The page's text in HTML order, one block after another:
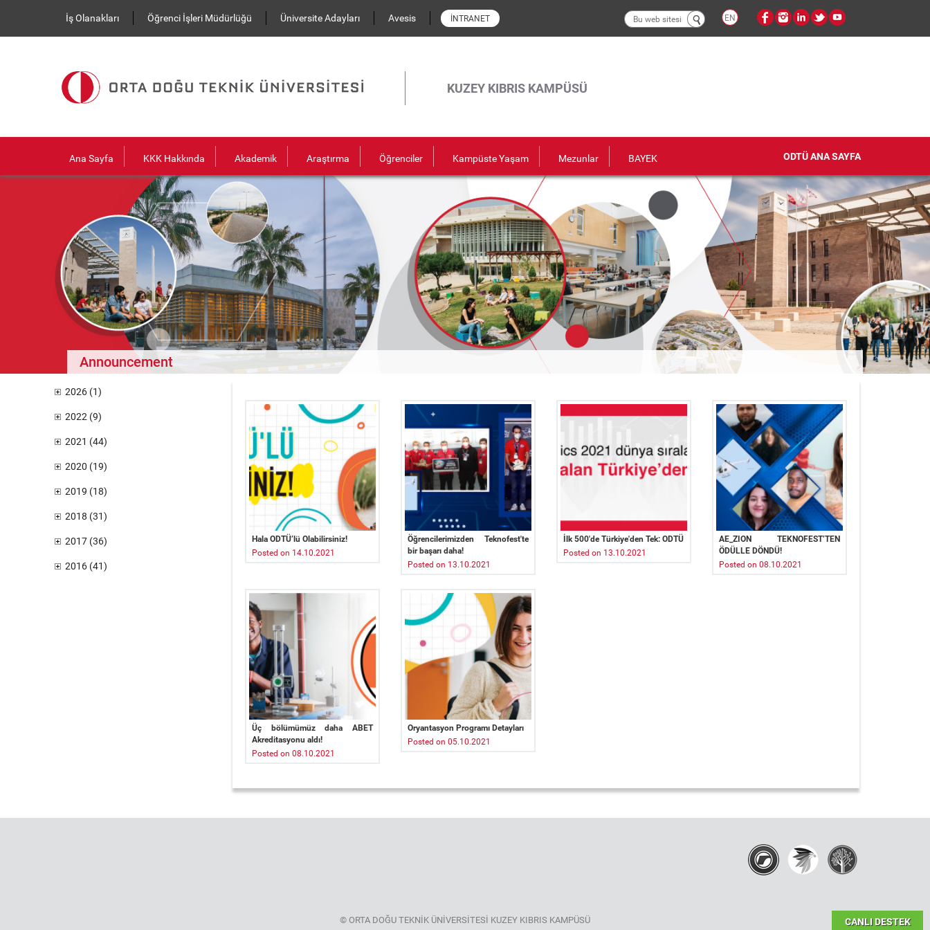
İş Olanakları
Öğrenci İşleri Müdürlüğü Üniversite Adayları Avesis İNTRANET
Arama
formu
EN
KUZEY KIBRIS KAMPÜSÜ
Ana Sayfa KKK Hakkında Akademik Araştırma Öğrenciler Kampüste Yaşam Mezunlar BAYEK ODTÜ ANA SAYFA
Announcement
2026 (1)
2022 (9)
2021 (44)
2020 (19)
2019 (18)
2018 (31)
2017 (36)
2016 (41)
Hala ODTÜ’lü Olabilirsiniz!
Posted on 14.10.2021
Öğrencilerimizden Teknofest'te
bir başarı daha!
Posted on 13.10.2021
İlk 500'de Türkiye'den Tek: ODTÜ
Posted on 13.10.2021
AE_ZION TEKNOFEST’TEN
ÖDÜLLE DÖNDÜ!
Posted on 08.10.2021
Üç bölümümüz daha ABET
Akreditasyonu aldı!
Posted on 08.10.2021
Oryantasyon Programı Detayları
Posted on 05.10.2021
CANLI DESTEK
© ORTA DOĞU TEKNİK ÜNİVERSİTESİ KUZEY KIBRIS KAMPÜSÜ